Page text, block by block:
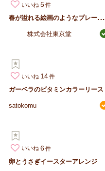
いいね 5
春
が溢れる絵画のようなプレートアレンジ
株式会社東京堂
いいね 14
ガーベラのビタミンカラーリース
satokomu
いいね 6
卵とうさぎイースターアレンジ